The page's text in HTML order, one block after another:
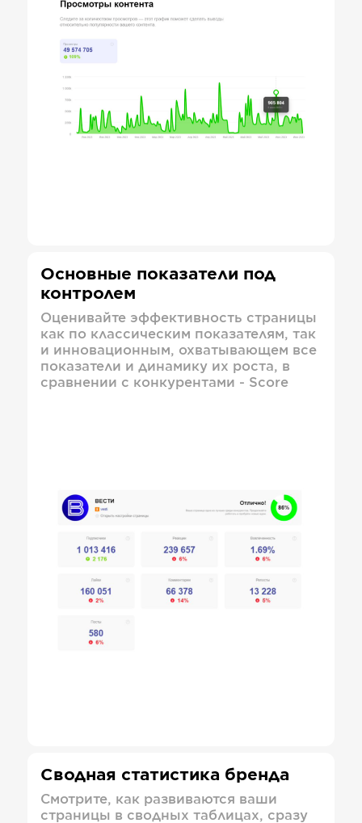
Основные показатели под
контролем
Оценивайте эффективность страницы
как по классическим показателям, так
и инновационным, охватывающем все
показатели и динамику их роста, в
сравнении с конкурентами - Score
Сводная статистика бренда
Смотрите, как развиваются ваши
страницы в сводных таблицах, сразу